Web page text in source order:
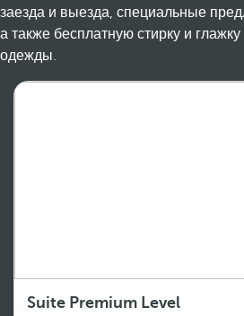
заезда и выезда, специальные
а также бесплатную стирку и
одежды.
Suite Premium Level